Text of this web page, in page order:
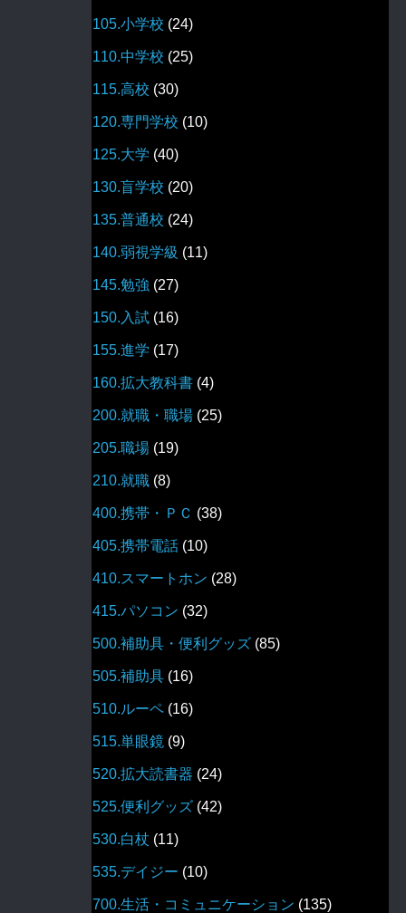
105.小学校 (24)
110.中学校 (25)
115.高校 (30)
120.専門学校 (10)
125.大学 (40)
130.盲学校 (20)
135.普通校 (24)
140.弱視学級 (11)
145.勉強 (27)
150.入試 (16)
155.進学 (17)
160.拡大教科書 (4)
200.就職・職場 (25)
205.職場 (19)
210.就職 (8)
400.携帯・ＰＣ (38)
405.携帯電話 (10)
410.スマートホン (28)
415.パソコン (32)
500.補助具・便利グッズ (85)
505.補助具 (16)
510.ルーペ (16)
515.単眼鏡 (9)
520.拡大読書器 (24)
525.便利グッズ (42)
530.白杖 (11)
535.デイジー (10)
700.生活・コミュニケーション (135)